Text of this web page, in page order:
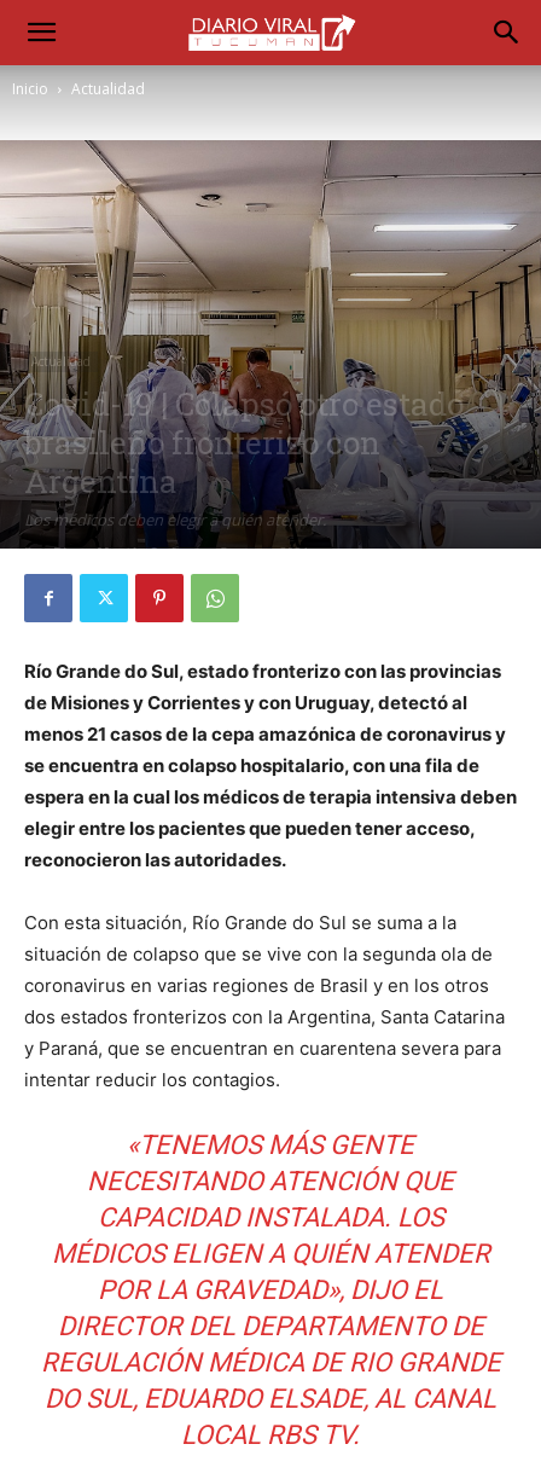
Inicio Actualidad
Actualidad
Covid-19 | Colapsó otro estado
brasileño fronterizo con
Argentina
Los médicos deben elegir a quién atender.
Por Diego Martín Suárez - 5 marzo, 2021
Río Grande do Sul, estado fronterizo con las provincias
de Misiones y Corrientes y con Uruguay, detectó al
menos 21 casos de la cepa amazónica de coronavirus y
se encuentra en colapso hospitalario, con una fila de
espera en la cual los médicos de terapia intensiva deben
elegir entre los pacientes que pueden tener acceso,
reconocieron las autoridades.
Con esta situación, Río Grande do Sul se suma a la
situación de colapso que se vive con la segunda ola de
coronavirus en varias regiones de Brasil y en los otros
dos estados fronterizos con la Argentina, Santa Catarina
y Paraná, que se encuentran en cuarentena severa para
intentar reducir los contagios.
«TENEMOS MÁS GENTE
NECESITANDO ATENCIÓN QUE
CAPACIDAD INSTALADA. LOS
MÉDICOS ELIGEN A QUIÉN ATENDER
POR LA GRAVEDAD», DIJO EL
DIRECTOR DEL DEPARTAMENTO DE
REGULACIÓN MÉDICA DE RIO GRANDE
DO SUL, EDUARDO ELSADE, AL CANAL
LOCAL RBS TV.